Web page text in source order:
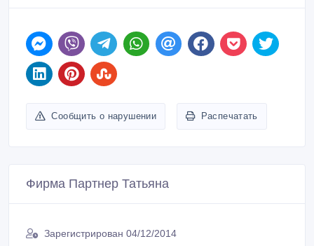
Сообщить о нарушении Распечатать
Фирма Партнер Татьяна
Зарегистрирован 04/12/2014